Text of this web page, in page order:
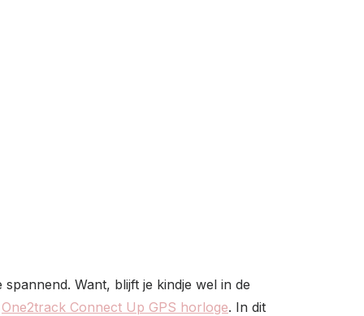
Want, blijft je kindje wel in de
One2track Connect Up GPS horloge. In dit